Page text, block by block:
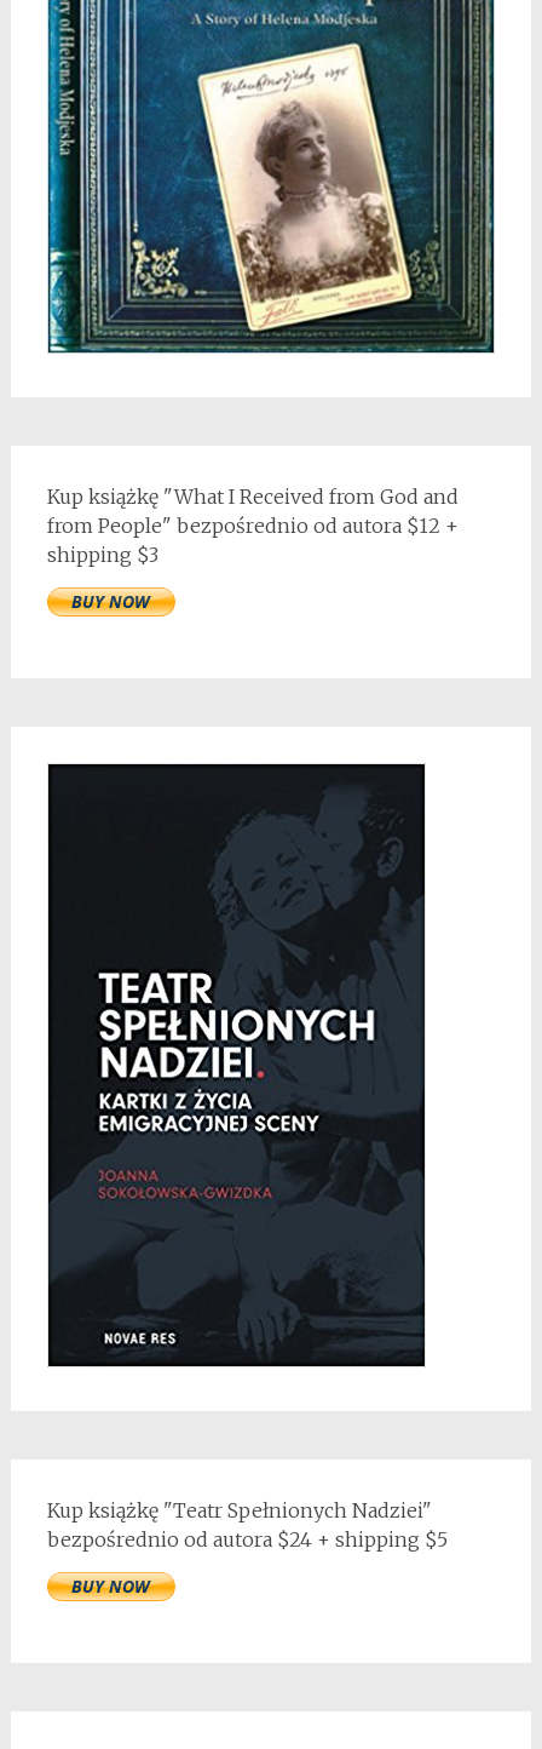
Kup książkę "What I Received from God and
from People" bezpośrednio od autora $12 +
shipping $3
Kup książkę "Teatr Spełnionych Nadziei"
bezpośrednio od autora $24 + shipping $5